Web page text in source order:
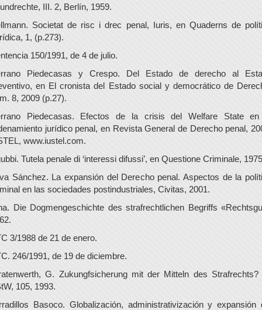
III. 2, Berlín, 1959.
Societat de risc i drec penal, Iuris, en Quaderns de
1, (p.273).
150/1991, de 4 de julio.
Piedecasas y Crespo. Del Estado de derecho al
en El cronista del Estado social y democrático de
8, 2009 (p.27).
Piedecasas. Efectos de la crisis del Welfare State
jurídico penal, en Revista General de Derecho penal,
www.iustel.com.
Tutela penale di ‘interessi difussi’, en Questione Criminale,
Sánchez. La expansión del Derecho penal. Aspectos de la
en las sociedades postindustriales, Civitas, 2001.
Die Dogmengeschichte des strafrechtlichen Begriffs
3/1988 de 21 de enero.
246/1991, de 19 de diciembre.
G. Zukungfsicherung mit der Mitteln des Strafrechts?
105, 1993.
Basoco. Globalización, administrativización y expansión